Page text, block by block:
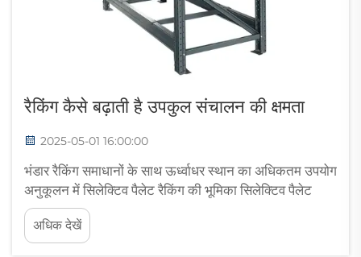
रैकिंग कैसे बढ़ाती है उपकुल संचालन की क्षमता
2025-05-01 16:00:00
भंडार रैकिंग समाधानों के साथ ऊर्ध्वाधर स्थान का अधिकतम उपयोग
अनुकूलन में सिलेक्टिव पैलेट रैकिंग की भूमिका सिलेक्टिव पैलेट
रैकिंग कंपनियों को अपने भंडार स्थान का ऊर्ध्वाधर उपयोग
अधिकतम करने में वास्तव में मदद करती है। ये सिस्टम इस स्थान
का लाभ...
अधिक देखें